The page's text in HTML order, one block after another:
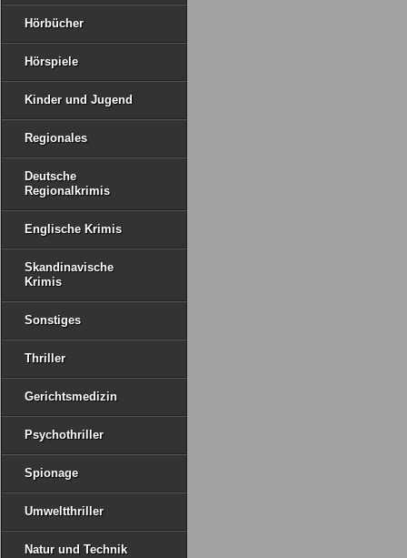
Hörbücher
Hörspiele
Kinder und Jugend
Regionales
Deutsche
Regionalkrimis
Englische Krimis
Skandinavische
Krimis
Sonstiges
Thriller
Gerichtsmedizin
Psychothriller
Spionage
Umweltthriller
Natur und Technik